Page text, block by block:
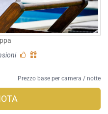
Prezzo base per camera / notte